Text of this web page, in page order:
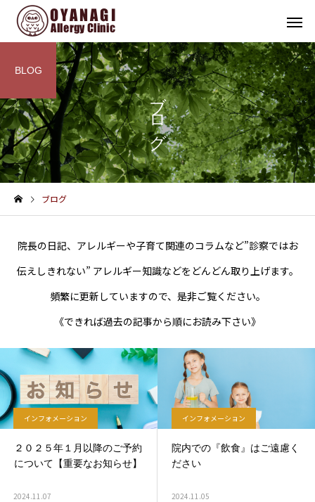
その他
子宮頸がん予防接種（HPV
インフォメーション
4周年！
ブログ
BLOG
ブログ
院長の日記、アレルギーや子育て関連のコラムなど”診察ではお
伝えしきれない” アレルギー知識などをどんどん取り上げます。
頻繁に更新していますので、是非ご覧ください。
《できれば過去の記事から順にお読み下さい》
インフォメーション
２０２５年１月以降のご予約
について【重要なお知らせ】
2024.11.07
インフォメーション
院内での『飲食』はご遠慮く
ださい
2024.11.05